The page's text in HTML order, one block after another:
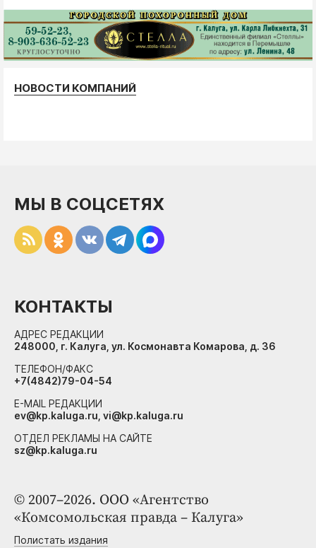
НОВОСТИ КОМПАНИЙ
© 2007–2026. ООО «Агентство
«Комсомольская правда – Калуга»
Полистать издания
МЫ В СОЦСЕТЯХ
КОНТАКТЫ
АДРЕС РЕДАКЦИИ
248000, г. Калуга, ул. Космонавта Комарова, д. 36
ТЕЛЕФОН/ФАКС
+7(4842)79-04-54
E-MAIL РЕДАКЦИИ
ev@kp.kaluga.ru, vi@kp.kaluga.ru
ОТДЕЛ РЕКЛАМЫ НА САЙТЕ
sz@kp.kaluga.ru